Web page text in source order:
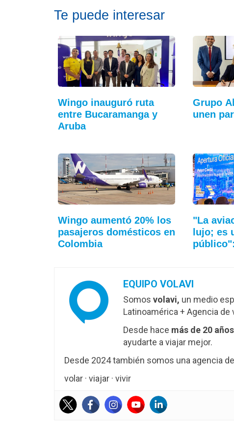
Te puede interesar
Wingo inauguró ruta
entre Bucaramanga y
Aruba
Grupo
unen
Wingo aumentó 20% los
pasajeros domésticos en
Colombia
"La
lujo; es
EQUIPO VOLAVI
Somos volavi, un medio
Latinoamérica + Agencia de
Desde hace más de 20 años
ayudarte a viajar mejor.
Desde 2024 también somos una agencia
volar · viajar · vivir